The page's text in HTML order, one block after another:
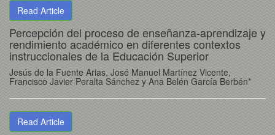
Read Article
Percepción del proceso de enseñanza-aprendizaje y
rendimiento académico en diferentes contextos
instruccionales de la Educación Superior
Jesús de la Fuente Arias, José Manuel Martínez Vicente,
Francisco Javier Peralta Sánchez y Ana Belén García Berbén*
Read Article